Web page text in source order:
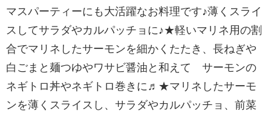
マスパーティーにも大活躍なお料理です♪薄くスライ
スしてサラダやカルパッチョに♪★軽いマリネ用の割
合でマリネしたサーモンを細かくたたき、長ねぎや
白ごまと麺つゆやワサビ醤油と和えて サーモンの
ネギトロ丼やネギトロ巻きに♬★マリネしたサーモ
ンを薄くスライスし、サラダやカルパッチョ、前菜